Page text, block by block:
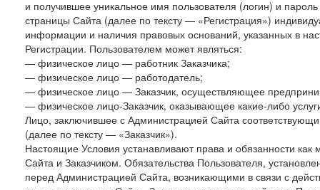
и получившее уникальное имя пользователя (логин) и
страницы Сайта (далее по тексту — «Регистрация»)
информации и наличия правовых оснований, указанных в
Регистрации. Пользователем может являться:
— физическое лицо — работник Заказчика;
— физическое лицо — работодатель;
— физическое лицо — Заказчик, осуществляющее
— физическое лицо-Заказчик, оказывающее какие-либо
Лицо, заключившее с Администрацией Сайта
(далее по тексту — «Заказчик»).
Настоящие Условия устанавливают права и обязанности
Сайта и Заказчиком. Обязательства Пользователя,
перед Администрацией Сайта, возникающими в связи с